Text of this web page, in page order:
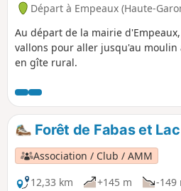
Départ à Empeaux (Haute-
Au départ de la mairie
vallons pour aller jusqu'au moulin
en gîte rural.
Forêt de Fabas et
Association / Club / AMM
12,33 km
+145 m
-149